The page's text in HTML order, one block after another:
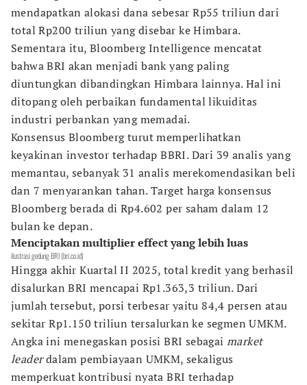
mendapatkan alokasi dana sebesar Rp55 triliun dari
total Rp200 triliun yang disebar ke Himbara.
Sementara itu, Bloomberg Intelligence mencatat
bahwa BRI akan menjadi bank yang paling
diuntungkan dibandingkan Himbara lainnya. Hal ini
ditopang oleh perbaikan fundamental likuiditas
industri perbankan yang memadai.
Konsensus Bloomberg turut memperlihatkan
keyakinan investor terhadap BBRI. Dari 39 analis yang
memantau, sebanyak 31 analis merekomendasikan beli
dan 7 menyarankan tahan. Target harga konsensus
Bloomberg berada di Rp4.602 per saham dalam 12
bulan ke depan.
Menciptakan multiplier effect yang lebih luas
ilustrasi gedung BRI (bri.co.id)
Hingga akhir Kuartal II 2025, total kredit yang berhasil
disalurkan BRI mencapai Rp1.363,3 triliun. Dari
jumlah tersebut, porsi terbesar yaitu 84,4 persen atau
sekitar Rp1.150 triliun tersalurkan ke segmen UMKM.
Angka ini menegaskan posisi BRI sebagai market
leaderdalam pembiayaan UMKM, sekaligus
memperkuat kontribusi nyata BRI terhadap